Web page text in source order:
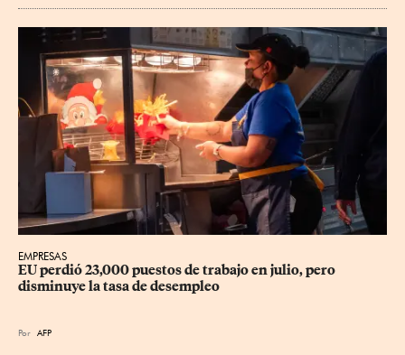
EMPRESAS
EU perdió 23,000 puestos de trabajo en julio, pero
disminuye la tasa de desempleo
Por AFP